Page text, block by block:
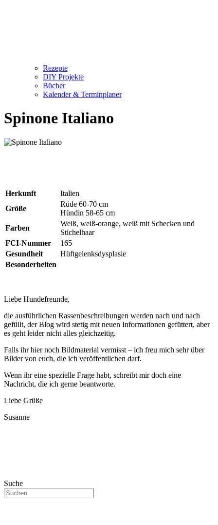
Rezepte
DIY Projekte
Bücher
Kalender & Terminplaner
Spinone Italiano
Herkunft
Italien
Größe
Rüde 60-70 cm
Hündin 58-65 cm
Farben
Weiß, weiß-orange, weiß mit Schecken und
Stichelhaar
FCI-Nummer
165
Gesundheit
Hüftgelenksdysplasie
Besonderheiten
Liebe Hundefreunde,
die ausführlichen Rassenbeschreibungen werden nach und nach
gefüllt, der Blog wird stetig mit neuen Informationen gefüttert, aber
es geht leider nicht alles gleichzeitig.
Falls ihr hier noch Bildmaterial vermisst – ich freu mich sehr über
Bilder von euch, die ich veröffentlichen darf.
Wenn ihr eine spezielle Frage habt, schreibt mir doch eine
Nachricht, die ich gerne beantworte.
Liebe Grüße
Susanne
Suche